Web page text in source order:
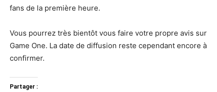
fans de la première heure.
Vous pourrez très bientôt vous faire votre propre avis sur
Game One. La date de diffusion reste cependant encore à
confirmer.
Partager :